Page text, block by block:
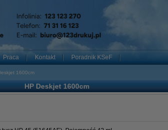
Praca Kontakt Poradnik KSeF
1600cm
HP Deskjet 1600cm